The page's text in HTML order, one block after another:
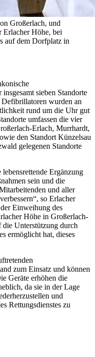
Großerlach, und
Erlacher Höhe, bei
auf dem Dorfplatz in
sieben Standorte
wurden an
rund um die Uhr gut
umfassen die vier
Erlach, Murrhardt,
den Standort Künzelsau
gelegenen Standorte
Ergänzung
sein und die
und aller
so Erlacher
Einweihung des
Höhe in Großerlach-
Unterstützung durch
ermöglicht hat, dieses
zum Einsatz und können
Geräte erhöhen die
da sie in der Lage
und
Rettungsdienstes zu